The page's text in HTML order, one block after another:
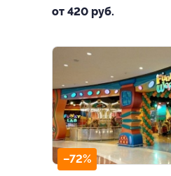
от 420 руб.
–72%